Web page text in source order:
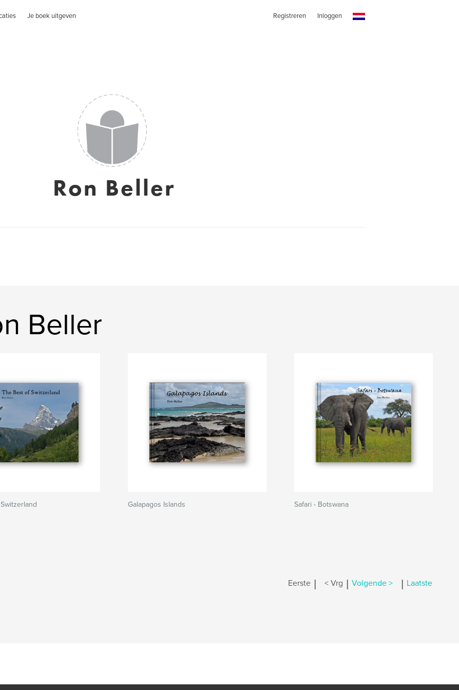
Je boek uitgeven Registreren Inloggen
Ron Beller
Beller
Galapagos Islands Safari - Botswana
Eerste | < Vrg | Volgende > | Laatste